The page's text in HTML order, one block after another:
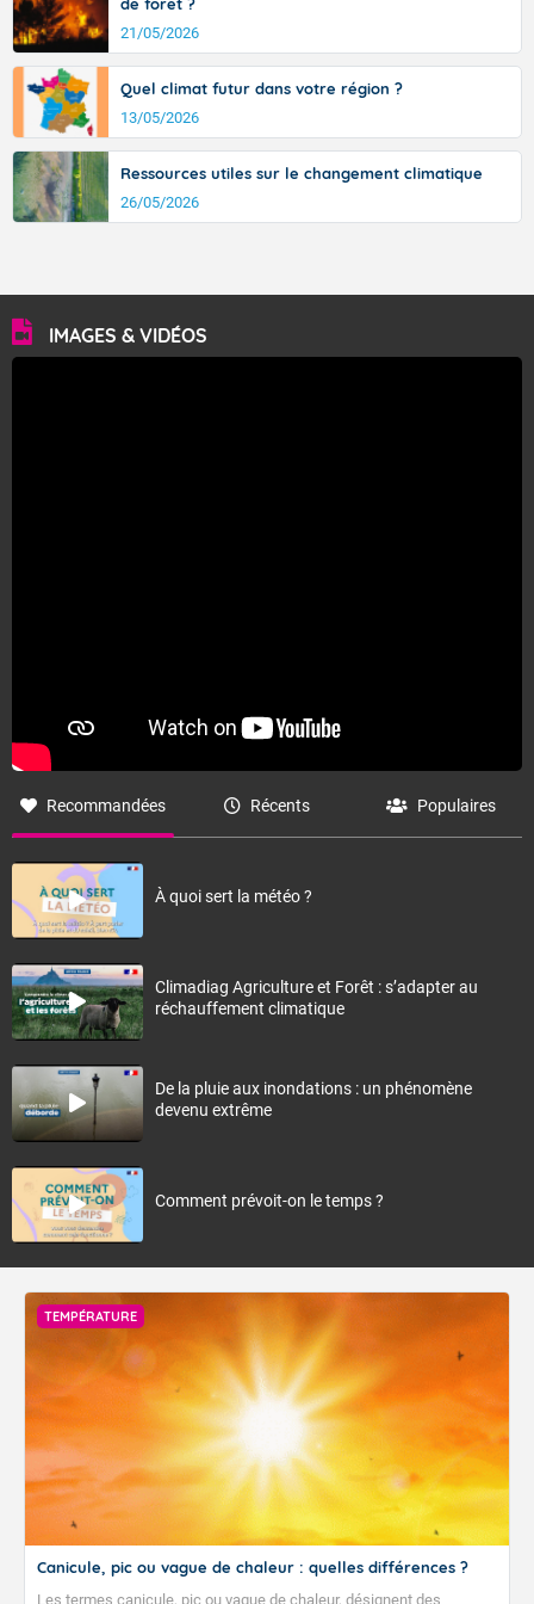
21/05/2026
Quel climat futur dans votre région ?
13/05/2026
Ressources utiles sur le changement climatique
26/05/2026
IMAGES & VIDÉOS
Recommandées Récents Populaires
À quoi sert la météo ?
Climadiag Agriculture et Forêt : s’adapter au
réchauffement climatique
De la pluie aux inondations : un phénomène
devenu extrême
Comment prévoit-on le temps ?
TEMPÉRATURE
Canicule, pic ou vague de chaleur : quelles différences ?
Les termes canicule, pic ou vague de chaleur, désignent des